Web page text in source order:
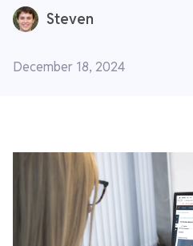
Steven
December 18, 2024